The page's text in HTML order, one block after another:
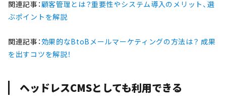
関連記事：顧客管理とは？重要性やシステム導入のメリット、選
ぶポイントを解説
関連記事：効果的なBtoBメールマーケティングの方法は？ 成果
を出すコツを解説！
ヘッドレスCMSとしても利用できる